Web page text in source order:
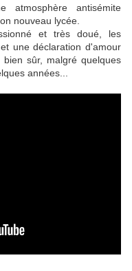
atmosphère antisémite
nouveau lycée.
et très doué, les
une déclaration d'amour
sûr, malgré quelques
années...